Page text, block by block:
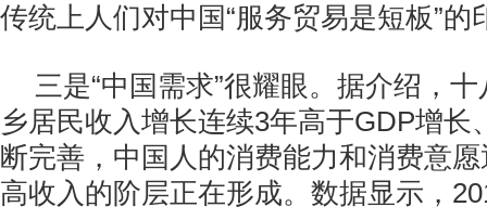
传统上人们对中国“服务贸易是短板”的
三是“中国需求”很耀眼。据介绍，
乡居民收入增长连续3年高于GDP增长
断完善，中国人的消费能力和消费意
高收入的阶层正在形成。数据显示，